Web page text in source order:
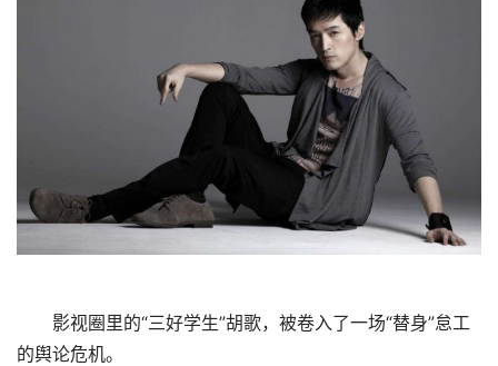
影视圈里的“三好学生”胡歌，被卷入了一场“替身”怠工
的舆论危机。